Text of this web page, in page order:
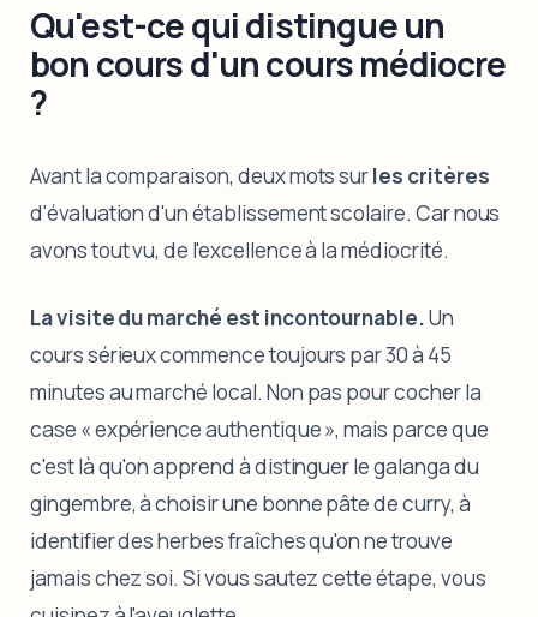
Qu'est-ce qui distingue un
bon cours d'un cours médiocre
?
Avant la comparaison, deux mots surles critères
d'évaluation d'un établissement scolaire. Car nous
avons tout vu, de l'excellence à la médiocrité.
La visite du marché est incontournable.Un
cours sérieux commence toujours par 30 à 45
minutes au marché local. Non pas pour cocher la
case « expérience authentique », mais parce que
c'est là qu'on apprend à distinguer le galanga du
gingembre, à choisir une bonne pâte de curry, à
identifier des herbes fraîches qu'on ne trouve
jamais chez soi. Si vous sautez cette étape, vous